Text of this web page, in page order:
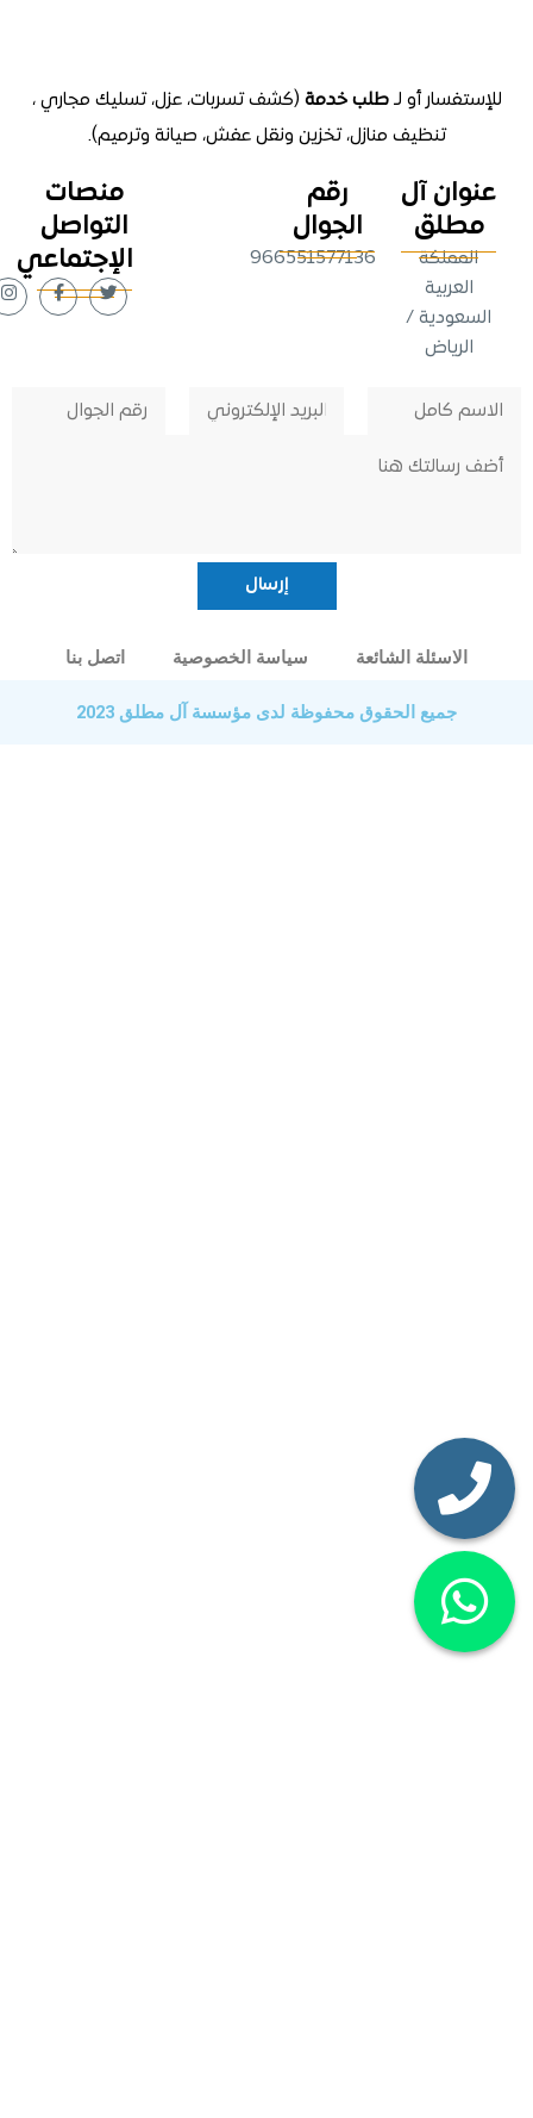
أو لـطلب خدمة(كشف تسربات، عزل، تسليك مجاري ،
تنظيف منازل، تخزين ونقل عفش، صيانة وترميم).
آل
/
رقم
الجوال
966551577136
منصات
التواصل
الإجتماعي
الاسئلة الشائعة سياسة الخصوصية اتصل بنا
جميع الحقوق محفوظة لدى مؤسسة آل مطلق 2023